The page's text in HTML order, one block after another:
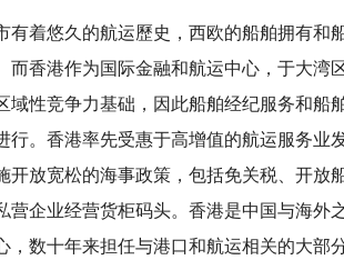
有着悠久的航运歷史，西欧的船舶拥有和
而香港作为国际金融和航运中心，于大湾
域性竞争力基础，因此船舶经纪服务和船
行。香港率先受惠于高增值的航运服务业
开放宽松的海事政策，包括免关税、开放
营企业经营货柜码头。香港是中国与海外
，数十年来担任与港口和航运相关的大部